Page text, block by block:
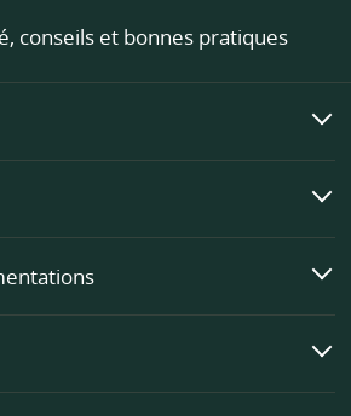
conseils et bonnes pratiques